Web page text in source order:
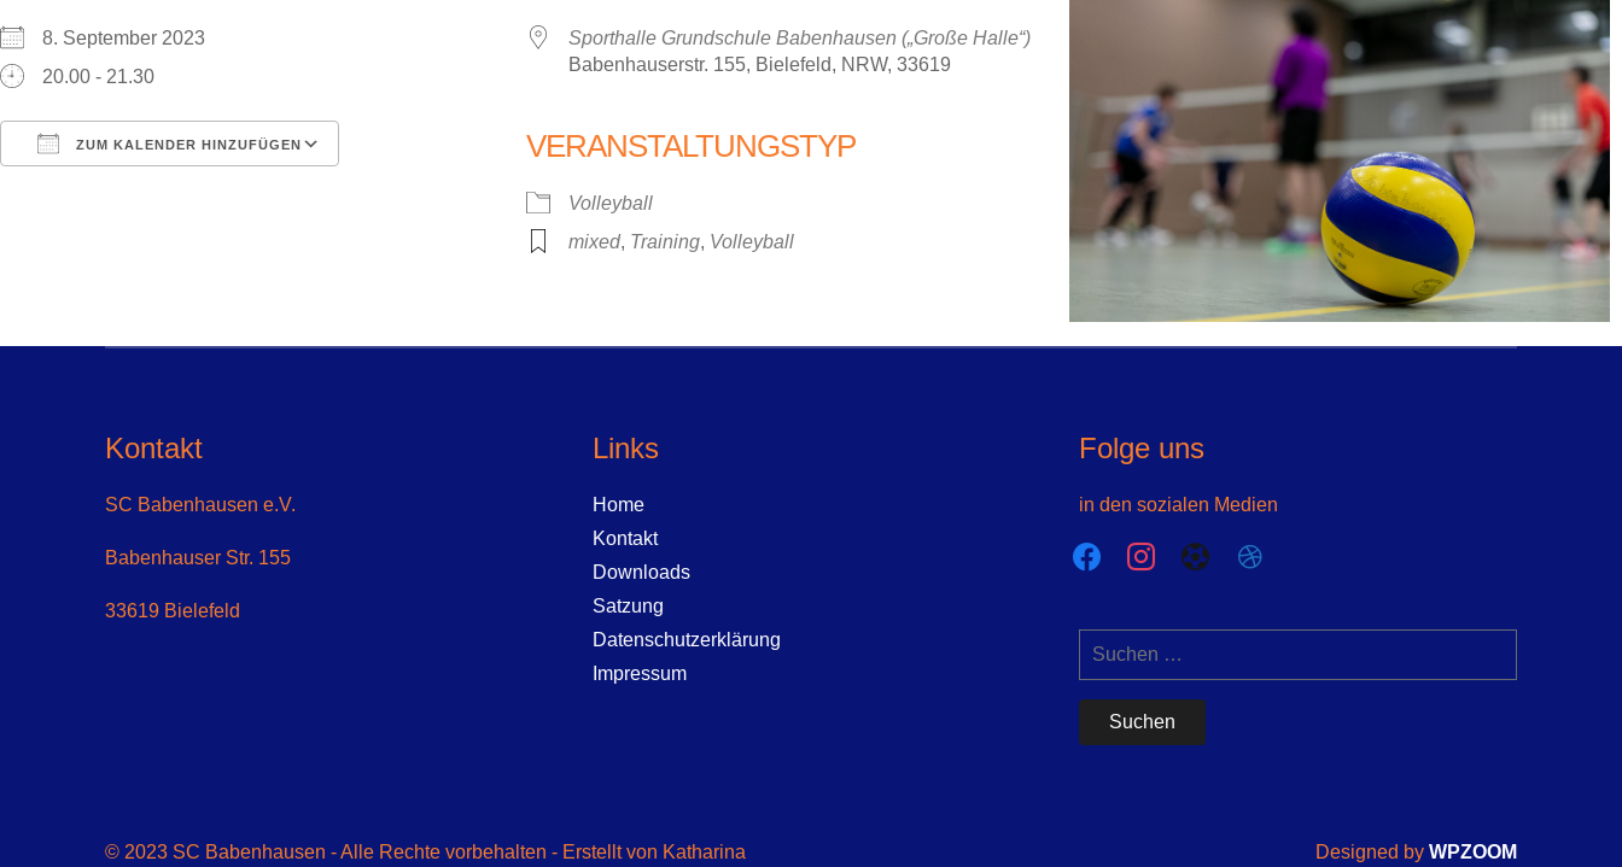
8. September 2023
20.00 - 21.30
ZUM KALENDER HINZUFÜGEN
Outlook Live
Sporthalle Grundschule Babenhausen („Große Halle“)
Babenhauserstr. 155, Bielefeld, NRW, 33619
VERANSTALTUNGSTYP
Volleyball
mixed, Training, Volleyball
Kontakt
SC Babenhausen e.V.
Babenhauser Str. 155
33619 Bielefeld
Links
Home
Kontakt
Downloads
Satzung
Datenschutzerklärung
Impressum
Folge uns
in den sozialen Medien
facebookinstagram
futbol-
dribbble
Suchen
nach:
© 2023 SC Babenhausen - Alle Rechte vorbehalten - Erstellt von Katharina Designed by WPZOOM